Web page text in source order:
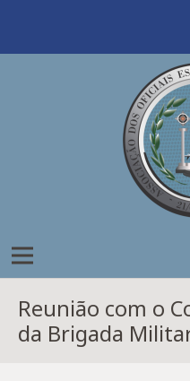
Reunião com o
da Brigada